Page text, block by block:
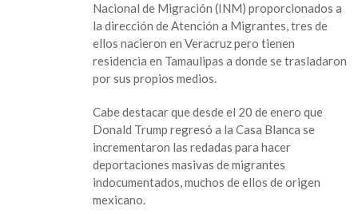
Nacional de Migración (INM) proporcionados a
la dirección de Atención a Migrantes, tres de
ellos nacieron en Veracruz pero tienen
residencia en Tamaulipas a donde se trasladaron
por sus propios medios.
Cabe destacar que desde el 20 de enero que
Donald Trump regresó a la Casa Blanca se
incrementaron las redadas para hacer
deportaciones masivas de migrantes
indocumentados, muchos de ellos de origen
mexicano.